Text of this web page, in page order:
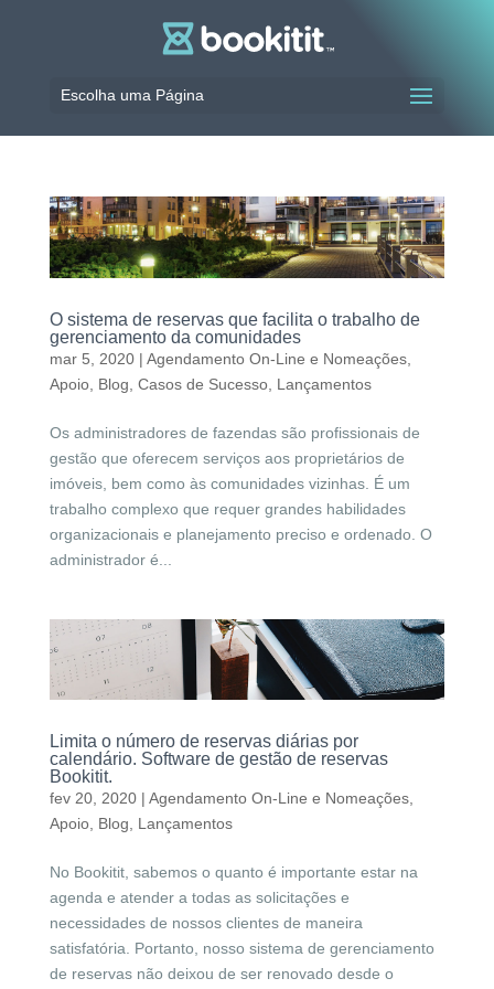
Escolha uma Página
O sistema de reservas que facilita o trabalho de
gerenciamento da comunidades
mar 5, 2020| Agendamento On-Line e Nomeações,
Apoio, Blog Casos de Sucesso, Lançamentos
Os administradores de fazendas são profissionais de
gestão que oferecem serviços aos proprietários de
imóveis, bem como às comunidades vizinhas. É um
trabalho complexo que requer grandes habilidades
organizacionais e planejamento preciso e ordenado. O
administrador é...
Limita o número de reservas diárias por
calendário. Software de gestão de reservas
Bookitit.
fev 20, 2020| Agendamento On-Line e Nomeações,
Apoio, Blog Lançamentos
No Bookitit, sabemos o quanto é importante estar na
agenda e atender a todas as solicitações e
necessidades de nossos clientes de maneira
satisfatória. Portanto, nosso sistema de gerenciamento
de reservas não deixou de ser renovado desde o